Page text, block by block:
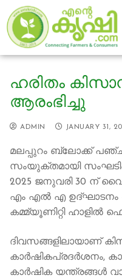
Skip
to
content
ഹരിതം
ആരംഭിച്ചു
ADMIN JANUARY 31,
മലപ്പുറം ബ്ലോക്ക്
സംയുക്തമായി
2025 ജനുവരി 30 ന്
എം എൽ എ
കമ്മ്യൂണിറ്റി ഹാളിൽ
ദിവസങ്ങളിലായാണ്
കാർഷികപ്രദർശനം,
കാർഷിക യന്ത്രങ്ങൾ